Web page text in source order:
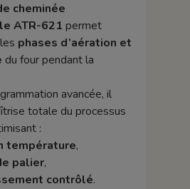
cheminée
ATR-621 permet
phases d’aération et
du four pendant la
avancée, il
totale du processus
:
température,
palier,
contrôlé.